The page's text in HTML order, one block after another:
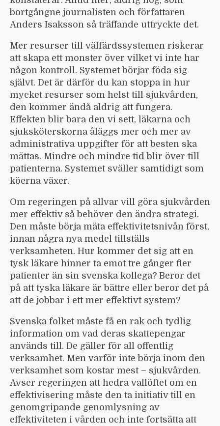
bortgångne journalisten och författaren
Anders Isaksson så träffande uttryckte det.
Mer resurser till välfärds­systemen riskerar
att skapa ett monster över vilket vi inte har
någon kontroll. Systemet börjar föda sig
självt. Det är därför du kan stoppa in hur
mycket resurser som helst till sjukvården,
den kommer ändå aldrig att fungera.
Effekten blir bara den vi sett, läkarna och
sjuksköterskorna åläggs mer och mer av
administrativa uppgifter för att besten ska
mättas. Mindre och mindre tid blir över till
patienterna. Systemet sväller samtidigt som
köerna växer.
Om regeringen på allvar vill göra sjukvården
mer effektiv så behöver den ändra strategi.
Den måste börja mäta effektivitets­nivån först,
innan några nya medel tillställs
verksamheten. Hur kommer det sig att en
tysk läkare hinner ta emot tre gånger fler
patienter än sin svenska kollega? Beror det
på att tyska läkare är bättre eller beror det på
att de jobbar i ett mer effektivt system?
Svenska folket måste få en rak och tydlig
information om vad deras skatte­pengar
används till. De gäller för all offentlig
verksamhet. Men varför inte börja inom den
verksamhet som kostar mest – sjukvården.
Avser regeringen att hedra vallöftet om en
effektivisering måste den ta initiativ till en
genom­gripande genom­lysning av
effektiviteten i vården och inte fortsätta att